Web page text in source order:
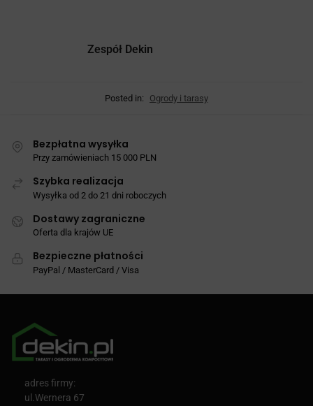
Zespół Dekin
Posted in: Ogrody i tarasy
Bezpłatna wysyłka
Przy zamówieniach 15 000 PLN
Szybka realizacja
Wysyłka od 2 do 21 dni roboczych
Dostawy zagraniczne
Oferta dla krajów UE
Bezpieczne płatności
PayPal / MasterCard / Visa
adres firmy:
ul.Wernera 67